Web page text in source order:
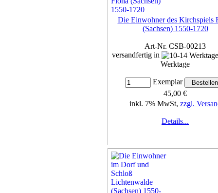
Die Einwohner des Kirchspiels
(Sachsen) 1550-1720
Art-Nr. CSB-00213
versandfertig in
Werktage
Exemplar
45,00 €
inkl. 7% MwSt, zzgl.
Details...